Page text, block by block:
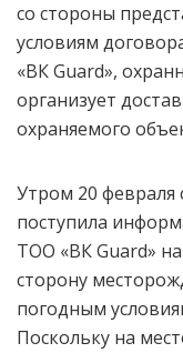
со стороны
условиям
«ВК Guard»,
организует
охраняемого
Утром 20 февраля
поступила
ТОО «ВК Guard»
сторону
погодным
Поскольку на